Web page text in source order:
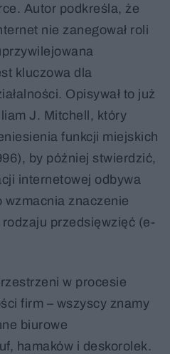
Autor podkreśla, że
nie zanegował roli
kluczowa dla
Opisywał to już
J. Mitchell, który
funkcji miejskich
by później stwierdzić,
internetowej odbywa
wzmacnia znaczenie
przedsięwzięć (e-
w procesie
firm – wszyscy znamy
biurowe
hamaków i deskorolek.